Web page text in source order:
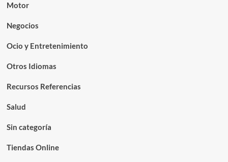
Motor
Negocios
Ocio y Entretenimiento
Otros Idiomas
Recursos Referencias
Salud
Sin categoría
Tiendas Online